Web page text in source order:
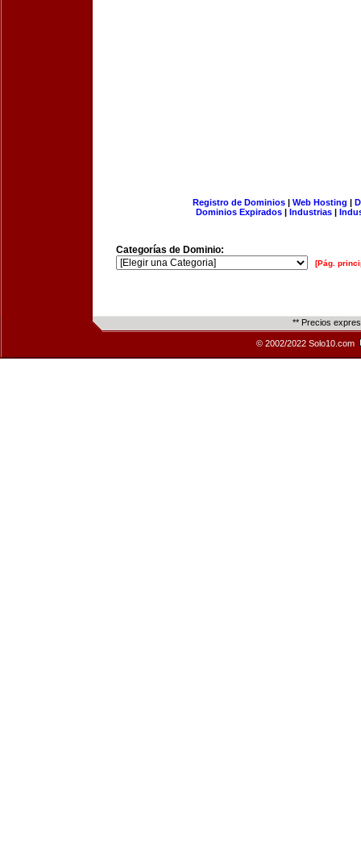
Registro de Dominios| Web Hosting |
Dominios Expirados | Industrias |
Categorías de Dominio:
[Pág.
** Precios
© 2002/2022 Solo10.com